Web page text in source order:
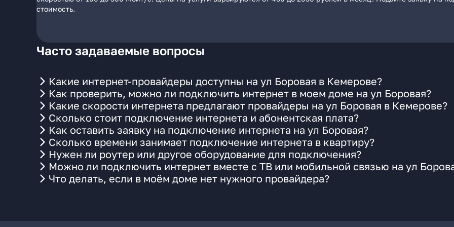
стоимость.
Часто задаваемые вопросы
Какие интернет-провайдеры доступны на ул Боровая в Кемерове?
Как проверить, можно ли подключить интернет в моем доме на ул Боровая?
Какие скорости интернета предлагают провайдеры на ул Боровая в Кемерове?
Сколько стоит подключение интернета и абонентская плата?
Как оставить заявку на подключение интернета на ул Боровая?
Сколько времени занимает подключение интернета в квартиру?
Нужен ли роутер или другое оборудование для подключения?
Можно ли подключить интернет вместе с ТВ или мобильной связью на ул
Что делать, если в моём доме нет нужного провайдера?